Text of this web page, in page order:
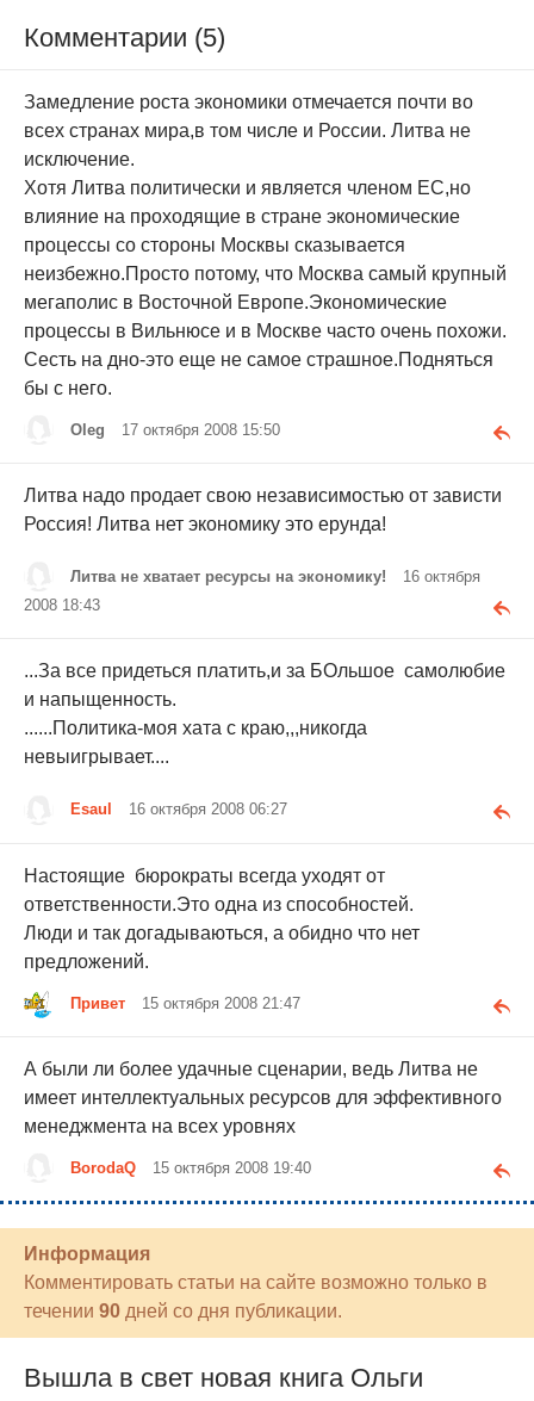
Комментарии (5)
Замедление роста экономики отмечается почти во
всех странах мира,в том числе и России. Литва не
исключение.
Хотя Литва политически и является членом ЕС,но
влияние на проходящие в стране экономические
процессы со стороны Москвы сказывается
неизбежно.Просто потому, что Москва самый крупный
мегаполис в Восточной Европе.Экономические
процессы в Вильнюсе и в Москве часто очень похожи.
Сесть на дно-это еще не самое страшное.Подняться
бы с него.
Oleg 17 октября 2008 15:50
Литва надо продает свою независимостью от зависти
Россия! Литва нет экономику это ерунда!
Литва не хватает ресурсы на экономику!
16 октября
2008 18:43
...За все придеться платить,и за БОльшое самолюбие
и напыщенность.
......Политика-моя хата с краю,,,никогда
невыигрывает....
Esaul 16 октября 2008 06:27
Настоящие бюрократы всегда уходят от
ответственности.Это одна из способностей.
Люди и так догадываються, а обидно что нет
предложений.
Привет 15 октября 2008 21:47
А были ли более удачные сценарии, ведь Литва не
имеет интеллектуальных ресурсов для эффективного
менеджмента на всех уровнях
BorodaQ 15 октября 2008 19:40
Информация
Комментировать статьи на сайте возможно только в
течении 90 дней со дня публикации.
Вышла в свет новая книга Ольги